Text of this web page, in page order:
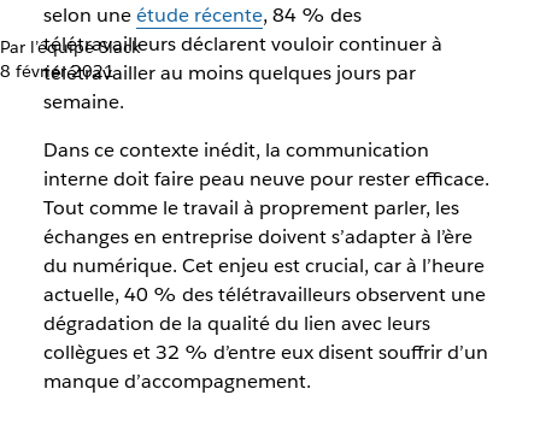
Par l’équipe Slack
8 février 2021
selon uneétude récente, 84 % des
télétravailleurs déclarent vouloir continuer à
télétravailler au moins quelques jours par
semaine.
Dans ce contexte inédit, la communication
interne doit faire peau neuve pour rester efficace.
Tout comme le travail à proprement parler, les
échanges en entreprise doivent s’adapter à l’ère
du numérique. Cet enjeu est crucial, car à l’heure
actuelle, 40 % des télétravailleurs observent une
dégradation de la qualité du lien avec leurs
collègues et 32 % d’entre eux disent souffrir d’un
manque d’accompagnement.